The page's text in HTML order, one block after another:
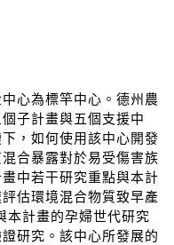
心為標竿中心。德州農
子計畫與五個支援中
，如何使用該中心開發
合暴露對於易受傷害族
中若干研究重點與本計
估環境混合物質致早產
本計畫的孕婦世代研究
研究。該中心所發展的